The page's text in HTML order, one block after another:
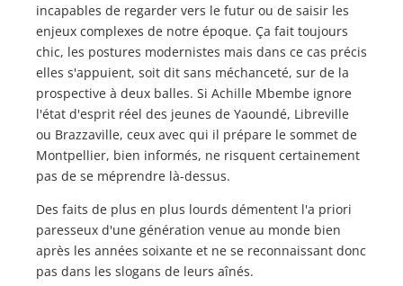
incapables de regarder vers le futur ou de saisir les
enjeux complexes de notre époque. Ça fait toujours
chic, les postures modernistes mais dans ce cas précis
elles s'appuient, soit dit sans méchanceté, sur de la
prospective à deux balles. Si Achille Mbembe ignore
l'état d'esprit réel des jeunes de Yaoundé, Libreville
ou Brazzaville, ceux avec qui il prépare le sommet de
Montpellier, bien informés, ne risquent certainement
pas de se méprendre là-dessus.
Des faits de plus en plus lourds démentent l'a priori
paresseux d'une génération venue au monde bien
après les années soixante et ne se reconnaissant donc
pas dans les slogans de leurs aînés.